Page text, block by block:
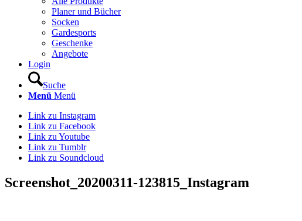
Planer und Bücher
Socken
Gardesports
Geschenke
Angebote
Login
Suche
Menü Menü
Link zu Instagram
Link zu Facebook
Link zu Youtube
Link zu Tumblr
Link zu Soundcloud
Screenshot_20200311-123815_Instagram